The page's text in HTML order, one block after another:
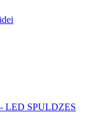
LED SPULDZES